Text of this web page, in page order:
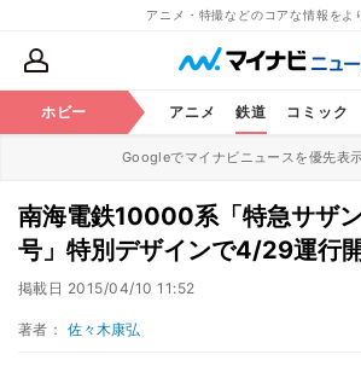
アニメ・特撮などのコアな情報をよ
ホビー アニメ 鉄道 コミック
Googleでマイナビニュースを優先表
南海電鉄10000系「特急サザ
号」特別デザインで4/29運行
掲載日 2015/04/10 11:52
著者： 佐々木康弘